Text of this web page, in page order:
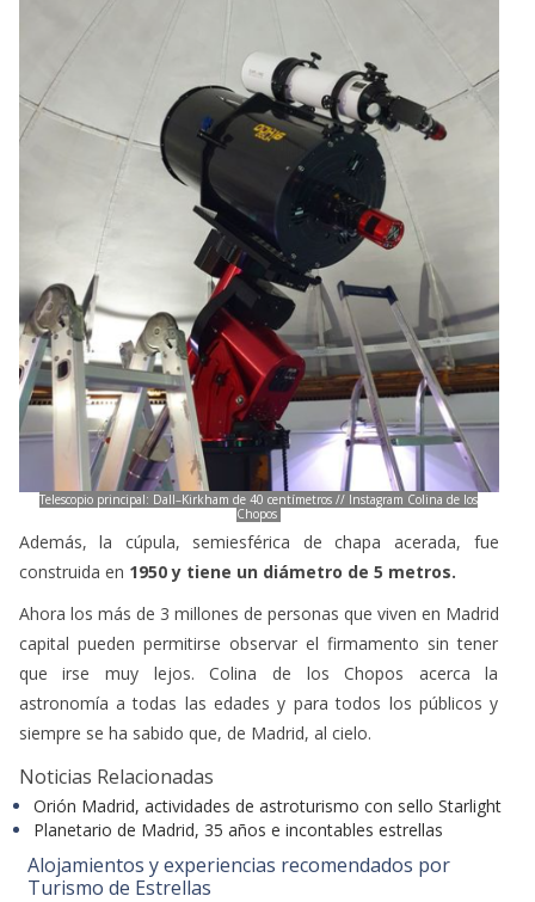
Telescopio principal: Dall–Kirkham de 40 centímetros // Instagram Colina de los
Chopos
Además, la cúpula, semiesférica de chapa acerada, fue
construida en 1950 y tiene un diámetro de 5 metros.
Ahora los más de 3 millones de personas que viven en Madrid
capital pueden permitirse observar el firmamento sin tener
que irse muy lejos. Colina de los Chopos acerca la
astronomía a todas las edades y para todos los públicos y
siempre se ha sabido que, de Madrid, al cielo.
Noticias Relacionadas
Orión Madrid, actividades de astroturismo con sello Starlight
Planetario de Madrid, 35 años e incontables estrellas
Alojamientos y experiencias recomendados por
Turismo de Estrellas